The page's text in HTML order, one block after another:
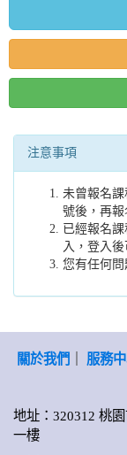
注意事項
未曾報名
號後，再報
已經報名
入，登入後
您有任何問
關於我們 服務
地址：320312 桃
一樓